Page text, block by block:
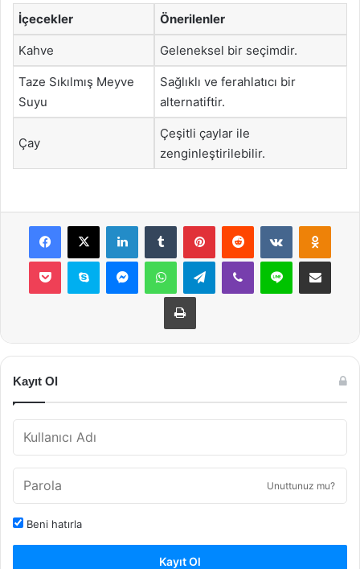
İçecekler Önerilenler
Kahve Geleneksel bir seçimdir.
Taze Sıkılmış Meyve
Suyu
Sağlıklı ve ferahlatıcı bir
alternatiftir.
Çay
Çeşitli çaylar ile
zenginleştirilebilir.
Facebook
X LinkedInTumblr PinterestReddit VKontakte
Pocket Skype MessengerWhatsAppTelegramViber Line E-Posta ile
Yazdır
Kayıt Ol
Unuttunuz mu?
Beni hatırla
Kayıt Ol